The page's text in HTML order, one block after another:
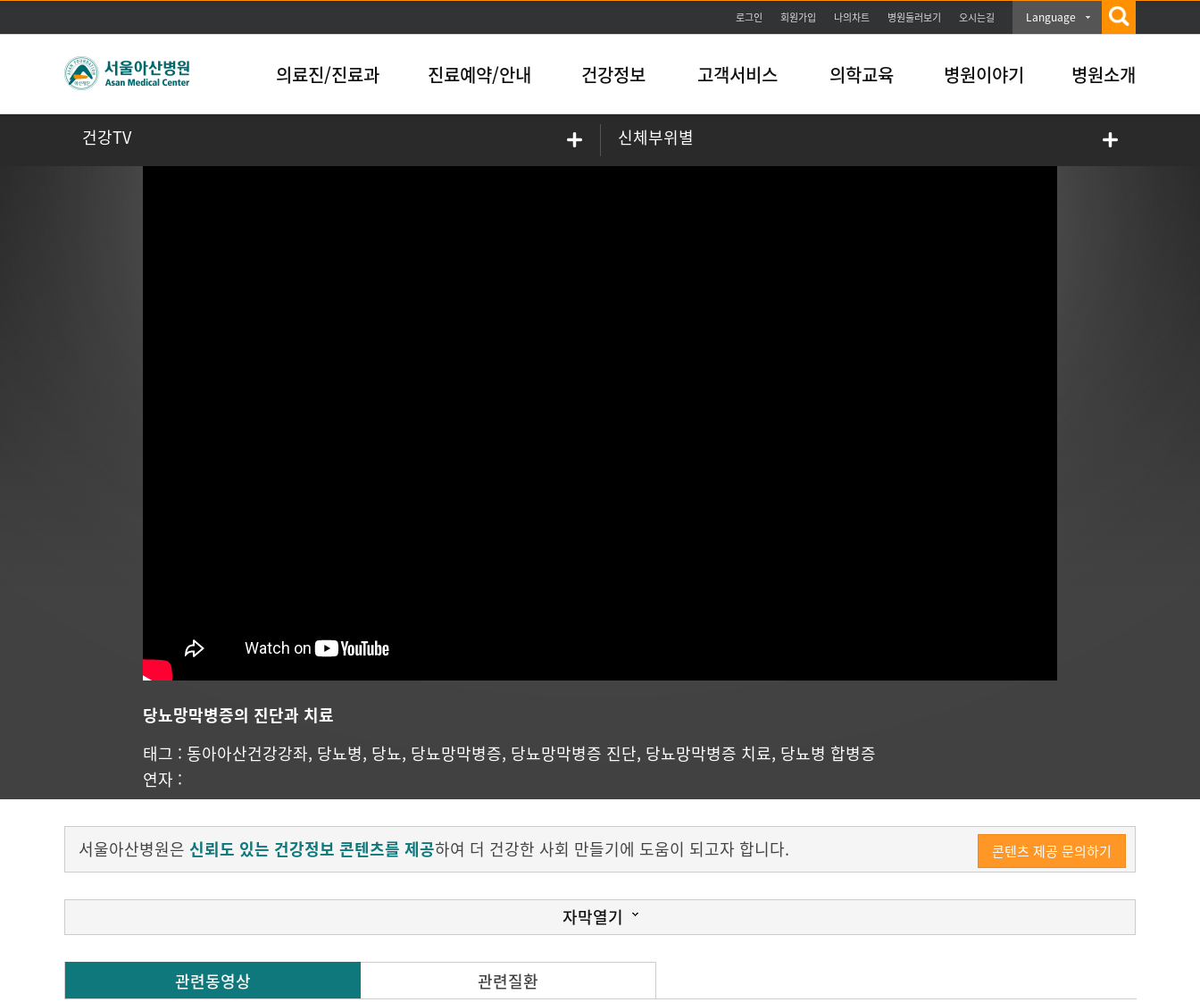
본문바로가기
로그인 회원가입 나의차트 병원둘러보기 오시는길 Language
의료진/진료과 진료예약/안내 건강정보 고객서비스 의학교육 병원이야기 병원소개
건강TV 신체부위별
당뇨망막병증의 진단과 치료
태그 : 동아아산건강강좌, 당뇨병, 당뇨, 당뇨망막병증, 당뇨망막병증 진단, 당뇨망막병증 치료, 당뇨병 합병증
연자 :
서울아산병원은 신뢰도 있는 건강정보 콘텐츠를 제공하여 더 건강한 사회 만들기에 도움이 되고자 합니다. 콘텐츠 제공 문의하기
자막열기
00:00
안녕하십니까? 운동은 수월하게 하셨습니까? 저는 안과에서 망막치료를 주로 담당하고 있는 이주용이라고 합니다. 여기 계신 대부분 당뇨를 진단 받고 어
관련동영상 관련질환